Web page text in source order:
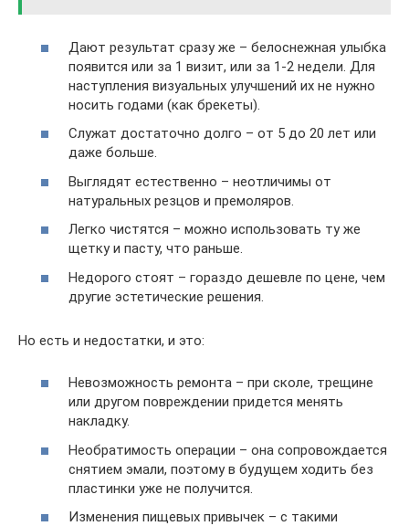
Дают результат сразу же – белоснежная улыбка
появится или за 1 визит, или за 1-2 недели. Для
наступления визуальных улучшений их не нужно
носить годами (как брекеты).
Служат достаточно долго – от 5 до 20 лет или
даже больше.
Выглядят естественно – неотличимы от
натуральных резцов и премоляров.
Легко чистятся – можно использовать ту же
щетку и пасту, что раньше.
Недорого стоят – гораздо дешевле по цене, чем
другие эстетические решения.
Но есть и недостатки, и это:
Невозможность ремонта – при сколе, трещине
или другом повреждении придется менять
накладку.
Необратимость операции – она сопровождается
снятием эмали, поэтому в будущем ходить без
пластинки уже не получится.
Изменения пищевых привычек – с такими